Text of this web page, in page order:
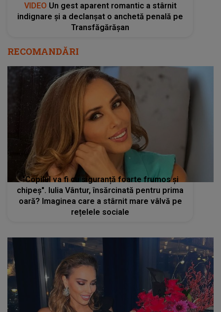
VIDEO Un gest aparent romantic a stârnit
indignare și a declanșat o anchetă penală pe
Transfăgărășan
RECOMANDĂRI
"Copilul va fi cu siguranță foarte frumos și
chipeș". Iulia Vântur, însărcinată pentru prima
oară? Imaginea care a stârnit mare vâlvă pe
rețelele sociale